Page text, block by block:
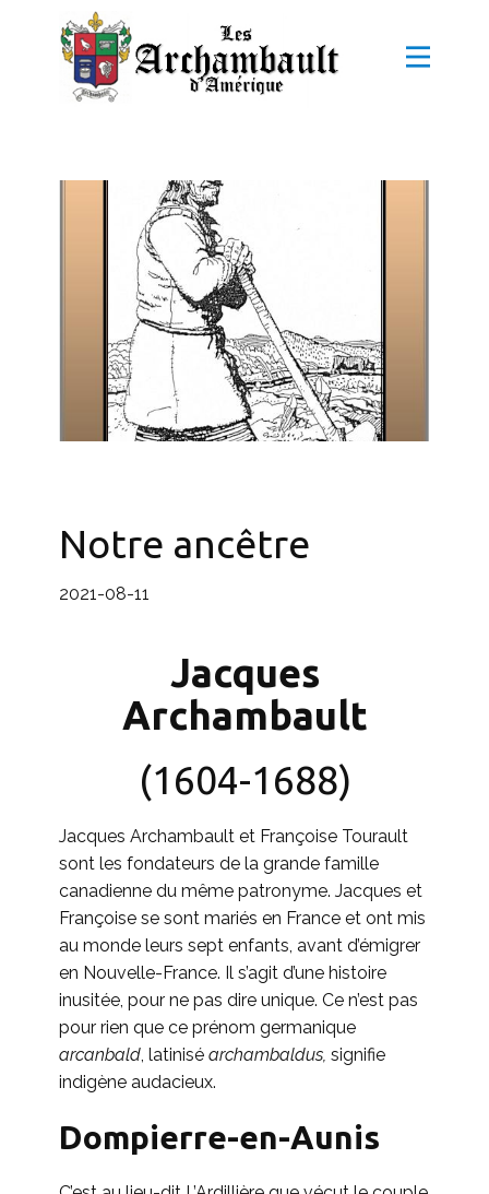
Notre ancêtre
2021-08-11
Jacques
Archambault
(1604-1688)
Jacques Archambault et Françoise Tourault
sont les fondateurs de la grande famille
canadienne du même patronyme. Jacques et
Françoise se sont mariés en France et ont mis
au monde leurs sept enfants, avant d’émigrer
en Nouvelle-France. Il s’agit d’une histoire
inusitée, pour ne pas dire unique. Ce n’est pas
pour rien que ce prénom germanique
arcanbald, latinisé archambaldus, signifie
indigène audacieux.
Dompierre-en-Aunis